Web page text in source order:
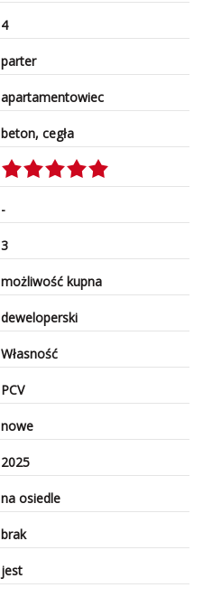
4
parter
apartamentowiec
beton, cegła
-
3
możliwość kupna
deweloperski
Własność
PCV
nowe
2025
na osiedle
brak
jest